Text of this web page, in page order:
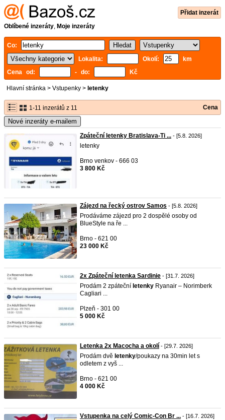
Přidat inzerát
Oblíbené inzeráty, Moje inzeráty
Co:
Lokalita:
Okolí:
km
Cena od:
- do: Kč
Hlavní stránka > Vstupenky > letenky
1-11 inzerátů z 11 Cena
Nové inzeráty e-mailem
Zpáteční letenky Bratislava-Ti ... - [5.8. 2026]
letenky
Brno venkov - 666 03
3 800 Kč
Zájezd na řecký ostrov Samos - [5.8. 2026]
Prodáváme zájezd pro 2 dospělé osoby od
BlueStyle na ře ...
Brno - 621 00
23 000 Kč
2x Zpáteční letenka Sardinie - [31.7. 2026]
Prodám 2 zpáteční letenky Ryanair – Norimberk
Cagliari ...
Plzeň - 301 00
5 000 Kč
Letenka 2x Macocha a okolí - [29.7. 2026]
Prodám dvě letenky/poukazy na 30min let s
odletem z vyš ...
Brno - 621 00
4 000 Kč
Vstupenka na celý Comic-Con Br ... - [16.7. 2026]